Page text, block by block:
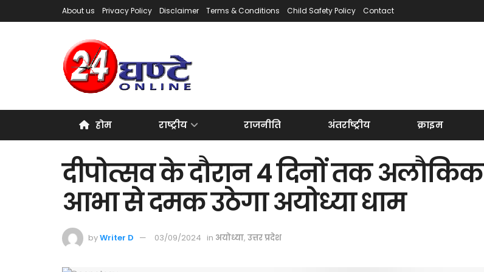
About us Privacy Policy Disclaimer Terms & Conditions Child Safety Policy Contact
होम राष्ट्रीय राजनीति अंतर्राष्ट्रीय क्राइम
दीपोत्सव के दौरान 4 दिनों तक अलौकिक
आभा से दमक उठेगा अयोध्या धाम
byWriter D 03/09/2024 in अयोध्या, उत्तर प्रदेश